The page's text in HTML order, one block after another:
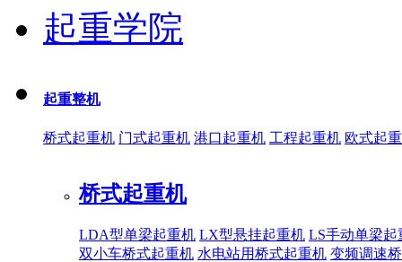
起重学院
起重整机
桥式起重机 门式起重机 港口起重机 工程起重机 欧式起
桥式起重机
LDA型单梁起重机 LX型悬挂起重机 LS手动单梁起
双小车桥式起重机 水电站用桥式起重机 变频调速